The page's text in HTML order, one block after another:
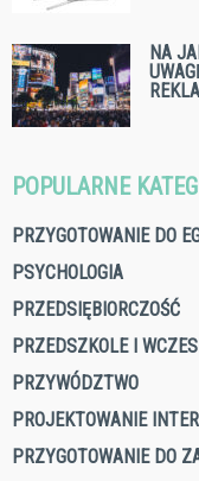
NA
POPULARNE
PRZYGOTOWANIE DO
PSYCHOLOGIA
PRZEDSIĘBIORCZOŚĆ
PRZEDSZKOLE I
PRZYWÓDZTWO
PROJEKTOWANIE
PRZYGOTOWANIE DO